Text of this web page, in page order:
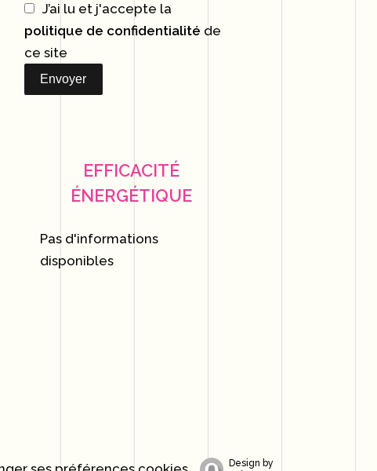
J’ai lu et j'accepte la
politique de confidentialité de
ce site
Envoyer
EFFICACITÉ
ÉNERGÉTIQUE
Pas d'informations
disponibles
Design by